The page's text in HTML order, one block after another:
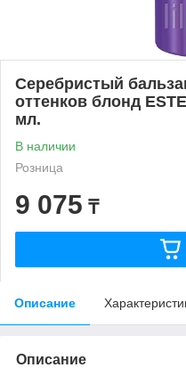
Серебристый
оттенков блонд
мл.
В наличии
Розница
9 075 ₸
Описание
Описание